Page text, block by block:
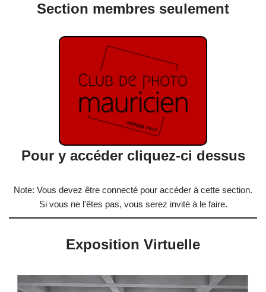
Section membres seulement
Pour y accéder cliquez-ci dessus
Note: Vous devez être connecté pour accéder à cette section.
Si vous ne l'êtes pas, vous serez invité à le faire.
Exposition Virtuelle